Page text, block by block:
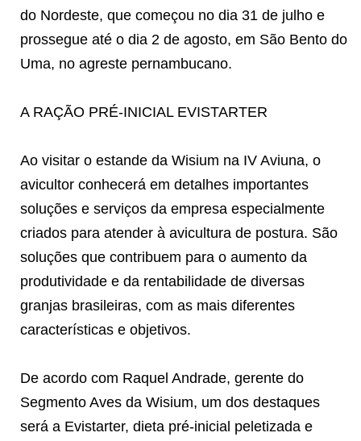
do Nordeste, que começou no dia 31 de julho e
prossegue até o dia 2 de agosto, em São Bento do
Uma, no agreste pernambucano.
A RAÇÃO PRÉ-INICIAL EVISTARTER
Ao visitar o estande da Wisium na IV Aviuna, o
avicultor conhecerá em detalhes importantes
soluções e serviços da empresa especialmente
criados para atender à avicultura de postura. São
soluções que contribuem para o aumento da
produtividade e da rentabilidade de diversas
granjas brasileiras, com as mais diferentes
características e objetivos.
De acordo com Raquel Andrade, gerente do
Segmento Aves da Wisium, um dos destaques
será a Evistarter, dieta pré-inicial peletizada e